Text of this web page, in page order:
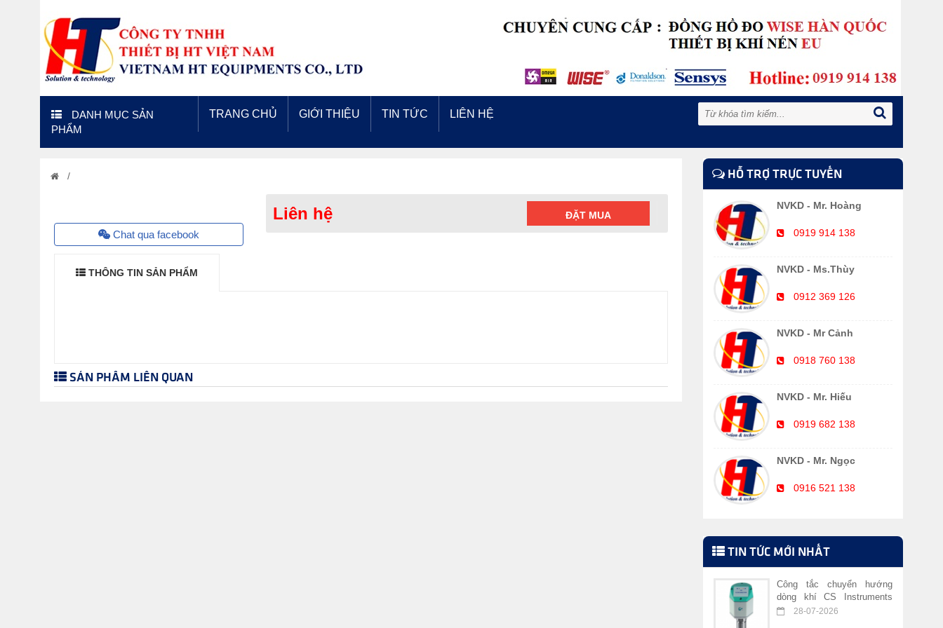
DANH MỤC SẢN
PHẨM
TRANG CHỦ GIỚI THIỆU TIN TỨC LIÊN HỆ
/
Chat qua facebook
Liên hệ ĐẶT MUA
THÔNG TIN SẢN PHẨM
SẢN PHẨM LIÊN QUAN
HỖ TRỢ TRỰC TUYẾN
NVKD - Mr. Hoàng
0919 914 138
NVKD - Ms.Thùy
0912 369 126
NVKD - Mr Cảnh
0918 760 138
NVKD - Mr. Hiếu
0919 682 138
NVKD - Mr. Ngọc
0916 521 138
TIN TỨC MỚI NHẤT
Công tắc chuyển hướng
dòng khí CS Instruments
VA 40928-07-2026